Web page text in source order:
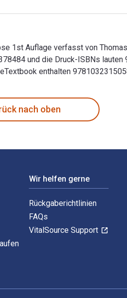
1st Auflage verfasst von
und die Druck-ISBNs
enthalten
nach oben
Wir helfen gerne
Rückgaberichtlinien
FAQs
VitalSource Support